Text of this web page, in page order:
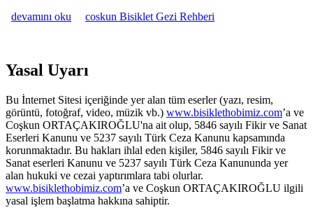
YAVUZ MARANGOZ- UŞAK- ORTASAHA OYUNCUSU-
devamını oku coskun Bisiklet Gezi Rehberi
Yasal Uyarı
Bu İnternet Sitesi içeriğinde yer alan tüm eserler (yazı, resim,
görüntü, fotoğraf, video, müzik vb.) www.bisiklethobimiz.com’a ve
Coşkun ORTAÇAKIROĞLU'na ait olup, 5846 sayılı Fikir ve Sanat
Eserleri Kanunu ve 5237 sayılı Türk Ceza Kanunu kapsamında
korunmaktadır. Bu hakları ihlal eden kişiler, 5846 sayılı Fikir ve
Sanat eserleri Kanunu ve 5237 sayılı Türk Ceza Kanununda yer
alan hukuki ve cezai yaptırımlara tabi olurlar.
www.bisiklethobimiz.com’a ve Coşkun ORTAÇAKIROĞLU ilgili
yasal işlem başlatma hakkına sahiptir.